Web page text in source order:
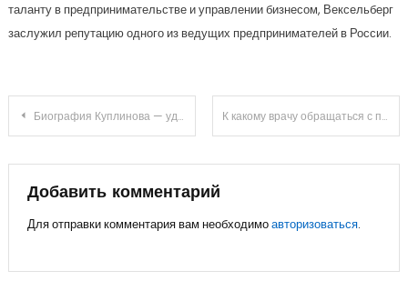
таланту в предпринимательстве и управлении бизнесом, Вексельберг
заслужил репутацию одного из ведущих предпринимателей в России.
Навигация
по
записям
Биография Куплинова — удивительные и занимательные факты об известном стримере К какому врачу обращаться с папилломами на теле: кто лечит и удаляет наросты
Добавить комментарий
Для отправки комментария вам необходимоавторизоваться.